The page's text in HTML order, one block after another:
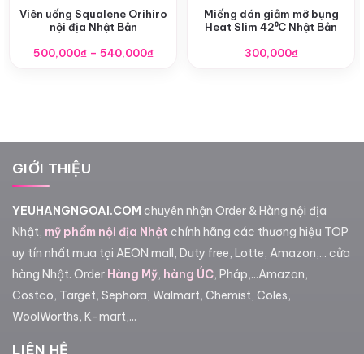
Viên uống Squalene Orihiro
nội địa Nhật Bản
500,000₫ – 540,000₫Khoảng
Miếng dán giảm mỡ bụng
Heat Slim 42⁰C Nhật Bản
300,000₫
GIỚI THIỆU
YEUHANGNGOAI.COM chuyên nhận Order & Hàng nội địa
Nhật, mỹ phẩm nội địa Nhật chính hãng các thương hiệu TOP
uy tín nhất mua tại AEON mall, Duty free, Lotte, Amazon,... cửa
hàng Nhật. Order Hàng Mỹ, hàng ÚC, Pháp,...Amazon,
Costco, Target, Sephora, Walmart, Chemist, Coles,
WoolWorths, K-mart,...
LIÊN HỆ